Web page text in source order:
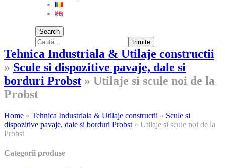
Search
trimite
Tehnica Industriala & Utilaje constructii
» Scule si dispozitive pavaje, dale si
borduri Probst » Utilaje si scule noi de la
Probst
Home » Tehnica Industriala & Utilaje constructii » Scule si
dispozitive pavaje, dale si borduri Probst » Utilaje si scule noi de la
Probst
Categorii produse